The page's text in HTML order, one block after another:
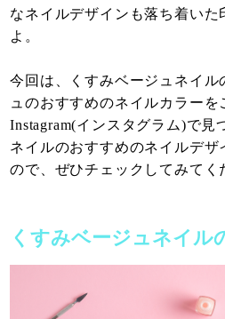
なネイルデザインも落ち着いた
よ。
今回は、くすみベージュネイル
ュのおすすめのネイルカラーを
Instagram(インスタグラム)で見
ネイルのおすすめのネイルデザ
ので、ぜひチェックしてみてく
くすみベージュネイル